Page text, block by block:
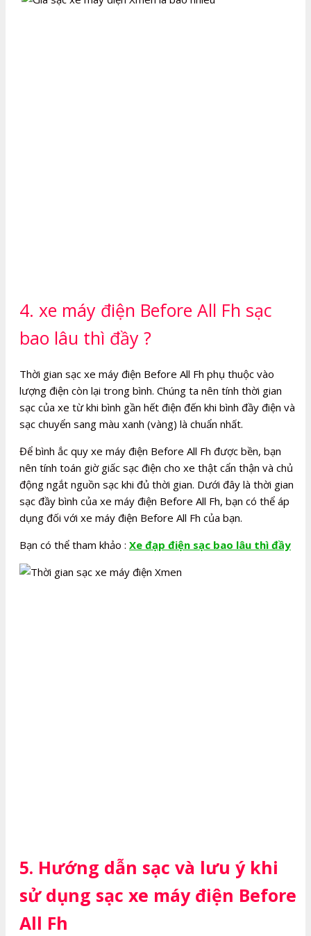
4. xe máy điện Before All Fh sạc
bao lâu thì đầy ?
Thời gian sạc xe máy điện Before All Fh phụ thuộc vào
lượng điện còn lại trong bình. Chúng ta nên tính thời gian
sạc của xe từ khi bình gần hết điện đến khi bình đầy điện và
sạc chuyển sang màu xanh (vàng) là chuẩn nhất.
Để bình ắc quy xe máy điện Before All Fh được bền, bạn
nên tính toán giờ giấc sạc điện cho xe thật cẩn thận và chủ
động ngắt nguồn sạc khi đủ thời gian. Dưới đây là thời gian
sạc đầy bình của xe máy điện Before All Fh, bạn có thể áp
dụng đối với xe máy điện Before All Fh của bạn.
Bạn có thể tham khảo : Xe đạp điện sạc bao lâu thì đầy
5. Hướng dẫn sạc và lưu ý khi
sử dụng sạc xe máy điện Before
All Fh